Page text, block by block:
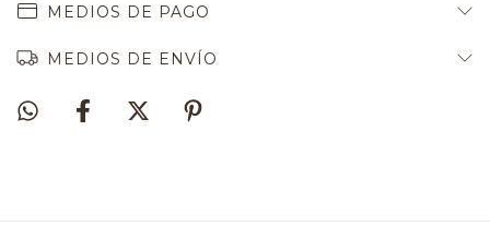
MEDIOS DE PAGO
MEDIOS DE ENVÍO